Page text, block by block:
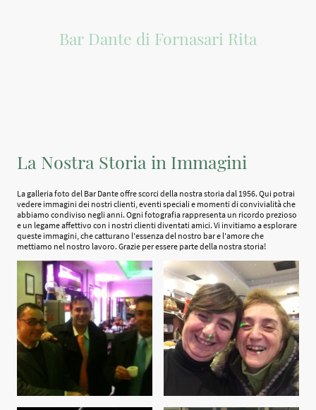
Bar Dante di Fornasari Rita
La Nostra Storia in Immagini
La galleria foto del Bar Dante offre scorci della nostra storia dal 1956. Qui potrai
vedere immagini dei nostri clienti, eventi speciali e momenti di convivialità che
abbiamo condiviso negli anni. Ogni fotografia rappresenta un ricordo prezioso
e un legame affettivo con i nostri clienti diventati amici. Vi invitiamo a esplorare
queste immagini, che catturano l'essenza del nostro bar e l'amore che
mettiamo nel nostro lavoro. Grazie per essere parte della nostra storia!